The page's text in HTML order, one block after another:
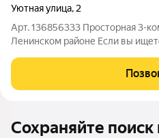
Уютная улица, 2
Арт. 136856333 Просторная 3-
Ленинском районе Если вы
внимание на этот вариант.
каждого члена семьи, а
Сохраняйте поиск